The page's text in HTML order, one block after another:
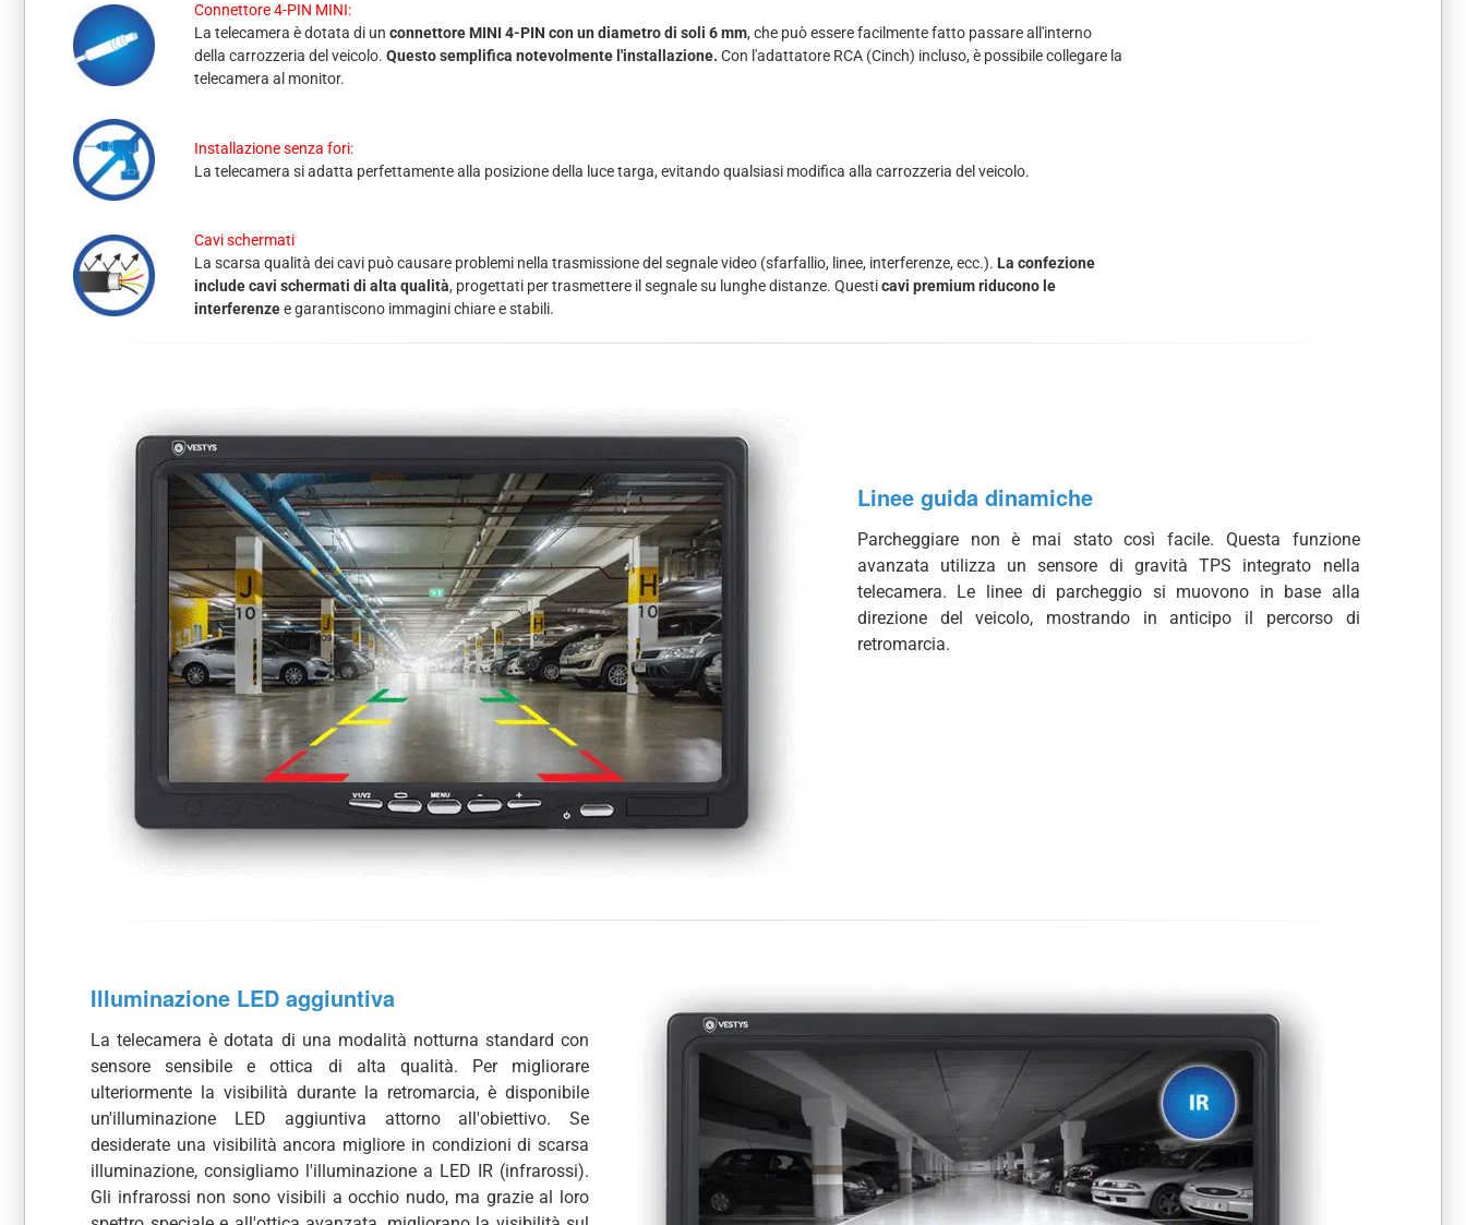
Connettore 4-PIN MINI:
La telecamera è dotata di un connettore MINI 4-PIN con un diametro di soli 6 mm, che può essere facilmente fatto passare all'interno
della carrozzeria del veicolo. Questo semplifica notevolmente l'installazione. Con l'adattatore RCA (Cinch) incluso, è possibile collegare la
telecamera al monitor.
Installazione senza fori:
La telecamera si adatta perfettamente alla posizione della luce targa, evitando qualsiasi modifica alla carrozzeria del veicolo.
Cavi schermati
La scarsa qualità dei cavi può causare problemi nella trasmissione del segnale video (sfarfallio, linee, interferenze, ecc.). La confezione
include cavi schermati di alta qualità, progettati per trasmettere il segnale su lunghe distanze. Questicavi premium riducono le
interferenzee garantiscono immagini chiare e stabili.
Linee guida dinamiche
Parcheggiare non è mai stato così facile. Questa funzione
avanzata utilizza un sensore di gravità TPS integrato nella
telecamera. Le linee di parcheggio si muovono in base alla
direzione del veicolo, mostrando in anticipo il percorso di
retromarcia.
Illuminazione LED aggiuntiva
La telecamera è dotata di una modalità notturna standard con
sensore sensibile e ottica di alta qualità. Per migliorare
ulteriormente la visibilità durante la retromarcia, è disponibile
un'illuminazione LED aggiuntiva attorno all'obiettivo. Se
desiderate una visibilità ancora migliore in condizioni di scarsa
illuminazione, consigliamo l'illuminazione a LED IR (infrarossi).
Gli infrarossi non sono visibili a occhio nudo, ma grazie al loro